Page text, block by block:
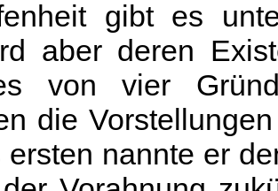
gibt es
aber deren
von vier
die
ersten nannte er